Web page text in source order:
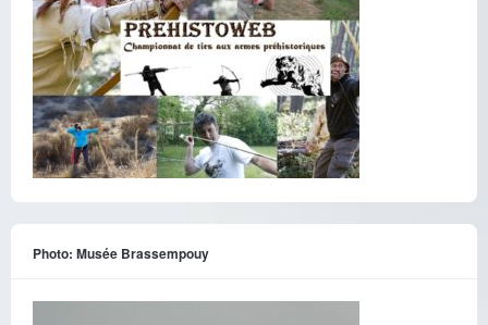
Photo: Musée Brassempouy